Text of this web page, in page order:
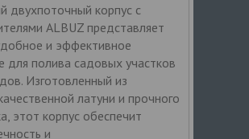
двухпоточный корпус с
ALBUZ представляет
и эффективное
для полива садовых участков
Изготовленный из
латуни и прочного
этот корпус обеспечит
и